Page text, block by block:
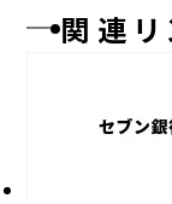
関 連 リ